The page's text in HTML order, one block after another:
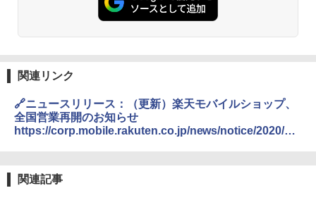
関連リンク
🔗ニュースリリース：（更新）楽天モバイルショップ、
全国営業再開のお知らせ
https://corp.mobile.rakuten.co.jp/news/notice/2020/20
関連記事